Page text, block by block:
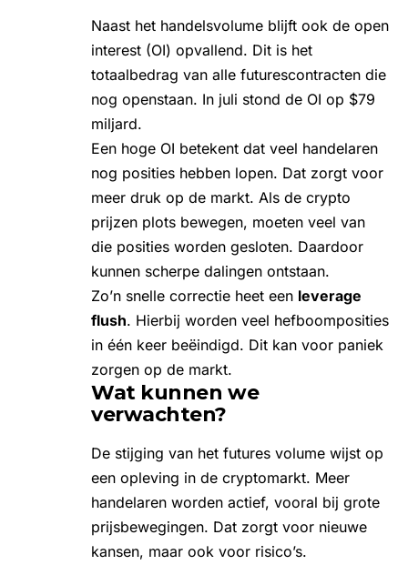
Naast het handelsvolume blijft ook de open
interest (OI) opvallend. Dit is het
totaalbedrag van alle futurescontracten die
nog openstaan. In juli stond de OI op $79
miljard.
Een hoge OI betekent dat veel handelaren
nog posities hebben lopen. Dat zorgt voor
meer druk op de markt. Als de crypto
prijzen plots bewegen, moeten veel van
die posities worden gesloten. Daardoor
kunnen scherpe dalingen ontstaan.
Zo’n snelle correctie heet een leverage
flush. Hierbij worden veel hefboomposities
in één keer beëindigd. Dit kan voor paniek
zorgen op de markt.
Wat kunnen we
verwachten?
De stijging van het futures volume wijst op
een opleving in de cryptomarkt. Meer
handelaren worden actief, vooral bij grote
prijsbewegingen. Dat zorgt voor nieuwe
kansen, maar ook voor risico’s.